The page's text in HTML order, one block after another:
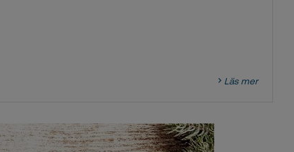
Läs mer